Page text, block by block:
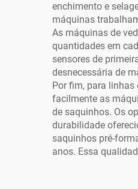
enchimento e
máquinas
As máquinas de
quantidades em
sensores de
desnecessária de
Por fim, para
facilmente as
de saquinhos. Os
durabilidade
saquinhos pré-
anos. Essa